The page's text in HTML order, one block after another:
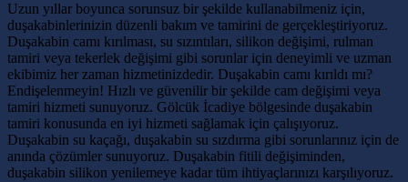
Uzun yıllar boyunca sorunsuz bir şekilde kullanabilmeniz için,
duşakabinlerinizin düzenli bakım ve tamirini de gerçekleştiriyoruz.
Duşakabin camı kırılması, su sızıntıları, silikon değişimi, rulman
tamiri veya tekerlek değişimi gibi sorunlar için deneyimli ve uzman
ekibimiz her zaman hizmetinizdedir. Duşakabin camı kırıldı mı?
Endişelenmeyin! Hızlı ve güvenilir bir şekilde cam değişimi veya
tamiri hizmeti sunuyoruz. Gölcük İcadiye bölgesinde duşakabin
tamiri konusunda en iyi hizmeti sağlamak için çalışıyoruz.
Duşakabin su kaçağı, duşakabin su sızdırma gibi sorunlarınız için de
anında çözümler sunuyoruz. Duşakabin fitili değişiminden,
duşakabin silikon yenilemeye kadar tüm ihtiyaçlarınızı karşılıyoruz.